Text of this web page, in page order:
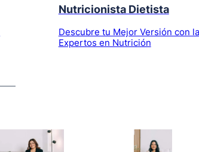
Nutricionista Dietista
Descubre tu Mejor Versión con
Expertos en Nutrición